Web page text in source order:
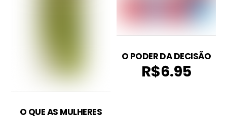
O QUE AS MULHERES
O PODER DA DECISÃO
R$6.95